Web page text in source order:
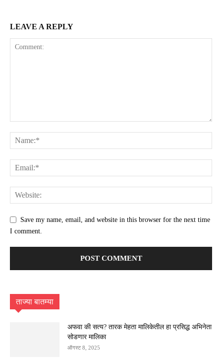
LEAVE A REPLY
Save my name, email, and website in this browser for the next time
I comment.
ताज्या बातम्या
अफवा की सत्य? तारक मेहता मालिकेतील हा प्रसिद्ध अभिनेता
सोडणार मालिका
ऑगस्ट 8, 2025